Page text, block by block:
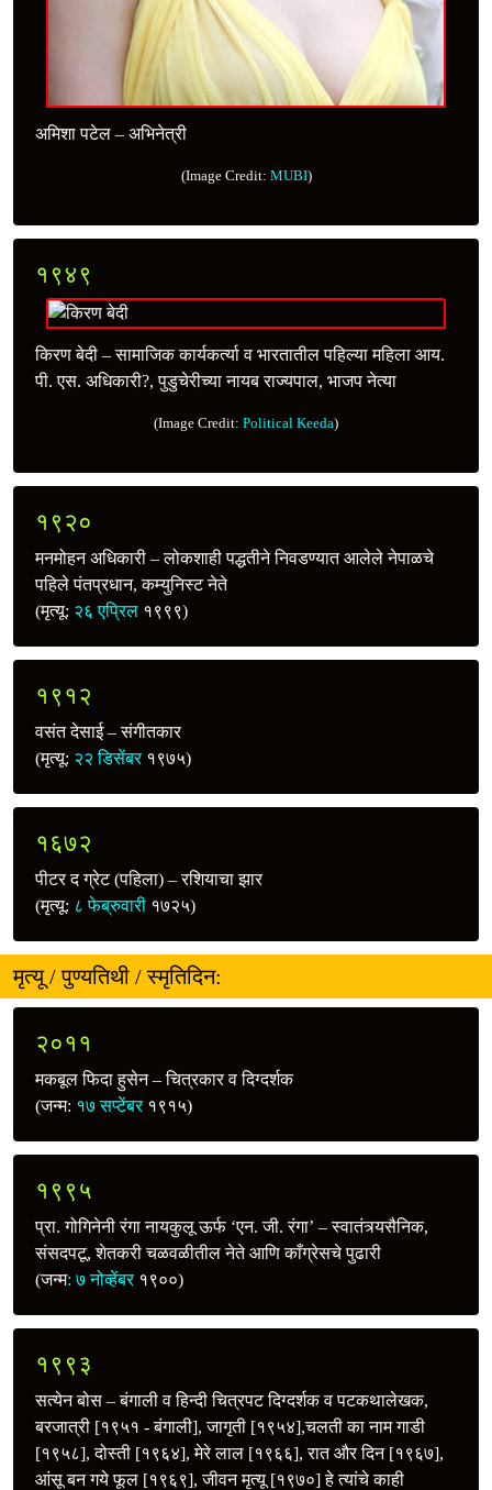
अमिशा पटेल – अभिनेत्री
(Image Credit: MUBI)
१९४९
किरण बेदी – सामाजिक कार्यकर्त्या व भारतातील पहिल्या महिला आय.
पी. एस. अधिकारी?, पुडुचेरीच्या नायब राज्यपाल, भाजप नेत्या
(Image Credit: Political Keeda)
१९२०
मनमोहन अधिकारी – लोकशाही पद्धतीने निवडण्यात आलेले नेपाळचे
पहिले पंतप्रधान, कम्युनिस्ट नेते
(मृत्यू: २६ एप्रिल १९९९)
१९१२
वसंत देसाई – संगीतकार
(मृत्यू: २२ डिसेंबर १९७५)
१६७२
पीटर द ग्रेट (पहिला) – रशियाचा झार
(मृत्यू: ८ फेब्रुवारी १७२५)
मृत्यू / पुण्यतिथी / स्मृतिदिन:
२०११
मकबूल फिदा हुसेन – चित्रकार व दिग्दर्शक
(जन्म: १७ सप्टेंबर१९१५)
१९९५
प्रा. गोगिनेनी रंगा नायकुलू ऊर्फ ‘एन. जी. रंगा’ – स्वातंत्र्यसैनिक,
संसदपटू, शेतकरी चळवळीतील नेते आणि काँग्रेसचे पुढारी
(जन्म: ७ नोव्हेंबर१९००)
१९९३
सत्येन बोस – बंगाली व हिन्दी चित्रपट दिग्दर्शक व पटकथालेखक,
बरजात्री [१९५१ - बंगाली], जागृती [१९५४],चलती का नाम गाडी
[१९५८], दोस्ती [१९६४], मेरे लाल [१९६६], रात और दिन [१९६७],
आंसू बन गये फूल [१९६९], जीवन मृत्यू [१९७०] हे त्यांचे काही